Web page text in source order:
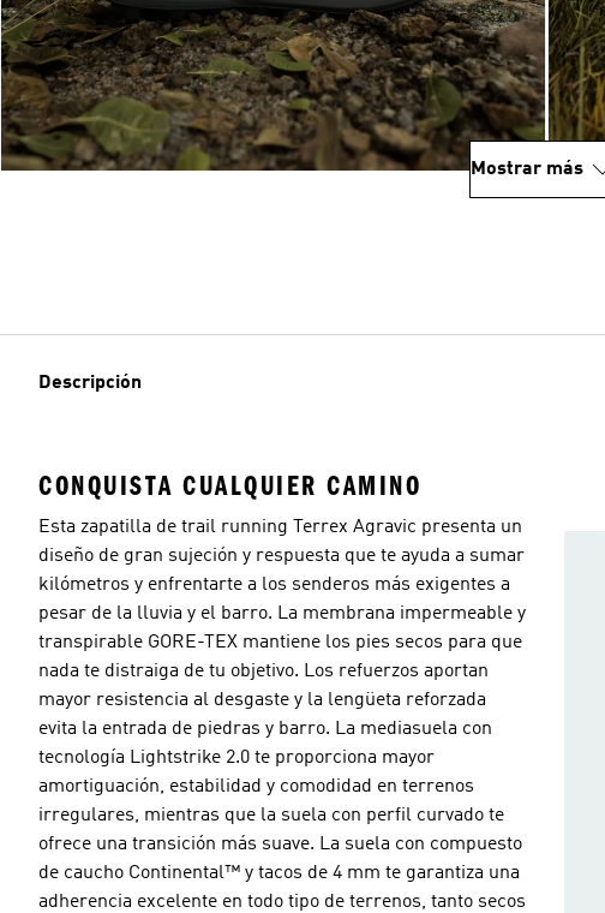
Mostrar más
Descripción
CONQUISTA CUALQUIER CAMINO
Esta zapatilla de trail running Terrex Agravic presenta un
diseño de gran sujeción y respuesta que te ayuda a sumar
kilómetros y enfrentarte a los senderos más exigentes a
pesar de la lluvia y el barro. La membrana impermeable y
transpirable GORE-TEX mantiene los pies secos para que
nada te distraiga de tu objetivo. Los refuerzos aportan
mayor resistencia al desgaste y la lengüeta reforzada
evita la entrada de piedras y barro. La mediasuela con
tecnología Lightstrike 2.0 te proporciona mayor
amortiguación, estabilidad y comodidad en terrenos
irregulares, mientras que la suela con perfil curvado te
ofrece una transición más suave. La suela con compuesto
de caucho Continental™ y tacos de 4 mm te garantiza una
adherencia excelente en todo tipo de terrenos, tanto secos